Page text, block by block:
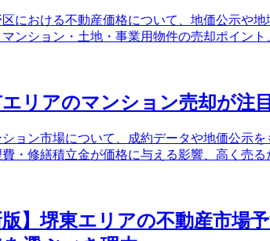
区における不動産価格について、地価公示や
ンション・土地・事業用物件の売却ポイン
リアのマンション売却が注
ション市場について、成約データや地価公示
・修繕積立金が価格に与える影響、高く売
版】堺東エリアの不動産市